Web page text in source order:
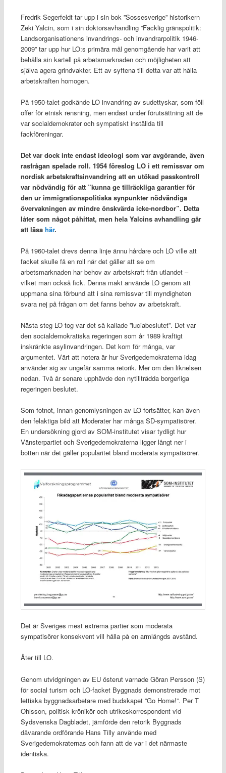
Fredrik Segerfeldt tar upp i sin bok ”Sossesverige” historikern
Zeki Yalcin, som i sin doktorsavhandling ”Facklig gränspolitik:
Landsorganisationens invandrings- och invandrarpolitik 1946-
2009” tar upp hur LO:s primära mål genomgående har varit att
behålla sin kartell på arbetsmarknaden och möjligheten att
själva agera grindvakter. Ett av syftena till detta var att hålla
arbetskraften homogen.
På 1950-talet godkände LO invandring av sudettyskar, som föll
offer för etnisk rensning, men endast under förutsättning att de
var socialdemokrater och sympatiskt inställda till
fackföreningar.
Det var dock inte endast ideologi som var avgörande, även
rasfrågan spelade roll. 1954 föreslog LO i ett remissvar om
nordisk arbetskraftsinvandring att en utökad passkontroll
var nödvändig för att ”kunna ge tillräckliga garantier för
den ur immigrationspolitiska synpunkter nödvändiga
övervakningen av mindre önskvärda icke-nordbor”. Detta
låter som något påhittat, men hela Yalcins avhandling går
att läsa här.
På 1960-talet drevs denna linje ännu hårdare och LO ville att
facket skulle få en roll när det gäller att se om
arbetsmarknaden har behov av arbetskraft från utlandet –
vilket man också fick. Denna makt använde LO genom att
uppmana sina förbund att i sina remissvar till myndigheten
svara nej på frågan om det fanns behov av arbetskraft.
Nästa steg LO tog var det så kallade ”luciabeslutet”. Det var
den socialdemokratiska regeringen som år 1989 kraftigt
inskränkte asylinvandringen. Det kom för många, var
argumentet. Värt att notera är hur Sverigedemokraterna idag
använder sig av ungefär samma retorik. Mer om den liknelsen
nedan. Två år senare upphävde den nytillträdda borgerliga
regeringen beslutet.
Som fotnot, innan genomlysningen av LO fortsätter, kan även
den felaktiga bild att Moderater har många SD-sympatisörer.
En undersökning gjord av SOM-institutet visar tydligt hur
Vänsterpartiet och Sverigedemokraterna ligger långt ner i
botten när det gäller popularitet bland moderata sympatisörer.
Det är Sveriges mest extrema partier som moderata
sympatisörer konsekvent vill hålla på en armlängds avstånd.
Åter till LO.
Genom utvidgningen av EU österut varnade Göran Persson (S)
för social turism och LO-facket Byggnads demonstrerade mot
lettiska byggnadsarbetare med budskapet ”Go Home!”. Per T
Ohlsson, politisk krönikör och utrikeskorrespondent vid
Sydsvenska Dagbladet, jämförde den retorik Byggnads
dåvarande ordförande Hans Tilly använde med
Sverigedemokraternas och fann att de var i det närmaste
identiska.